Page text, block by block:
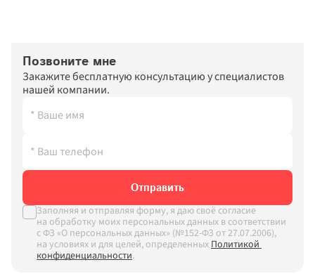
Позвоните мне
Закажите бесплатную консультацию у специалистов
нашей компании.
Отправить
Заполняя и отправляя форму, я даю своё согласие
на обработку моих персональных данных в соответствии
с ФЗ «О персональных данных» (№152-ФЗ от 27.07.2006),
на условиях и для целей, определенныхПолитикой
конфиденциальности.